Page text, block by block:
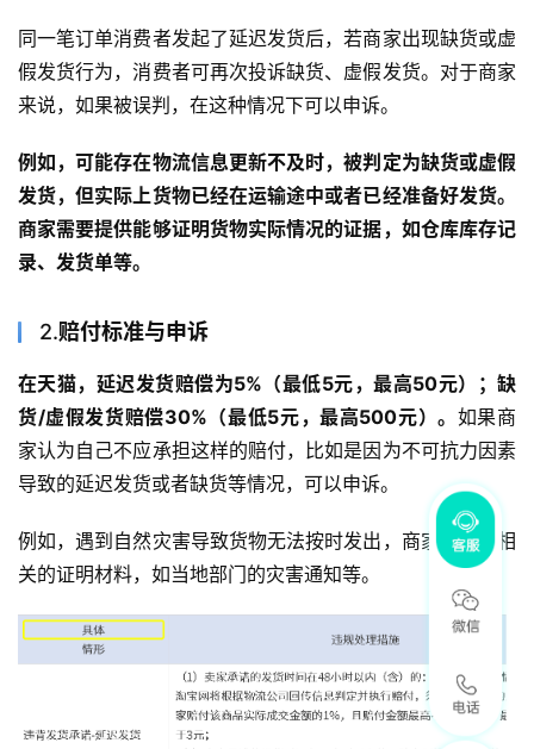
同一笔订单消费者发起了延迟发货后，若商家出现缺货或虚
假发货行为，消费者可再次投诉缺货、虚假发货。对于商家
来说，如果被误判，在这种情况下可以申诉。
例如，可能存在物流信息更新不及时，被判定为缺货或虚假
发货，但实际上货物已经在运输途中或者已经准备好发货。
商家需要提供能够证明货物实际情况的证据，如仓库库存记
录、发货单等。
2.赔付标准与申诉
在天猫，延迟发货赔偿为5%（最低5元，最高50元）；缺
货/虚假发货赔偿30%（最低5元，最高500元）。 如果商
家认为自己不应承担这样的赔付，比如是因为不可抗力因素
导致的延迟发货或者缺货等情况，可以申诉。
例如，遇到自然灾害导致货物无法按时发出，商家要提供相
关的证明材料，如当地部门的灾害通知等。